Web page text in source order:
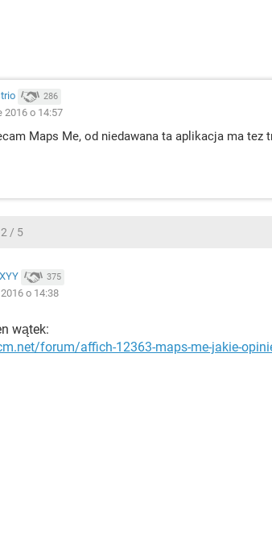
286
2016 o 14:57
Maps Me, od niedawana ta aplikacja ma tez
2 / 5
375
o 14:38
wątek:
forum/affich-12363-maps-me-jakie-